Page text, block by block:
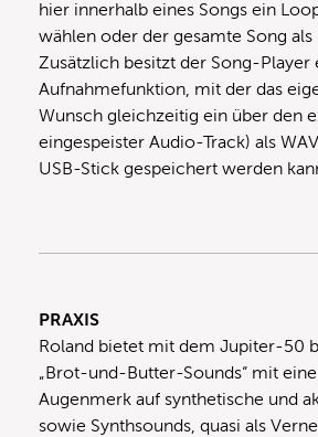
hier innerhalb eines Songs ein
wählen oder der gesamte Song als
Zusätzlich besitzt der Song-Player
Aufnahmefunktion, mit der das
Wunsch gleichzeitig ein über den
eingespeister Audio-Track) als
USB-Stick gespeichert werden
PRAXIS
Roland bietet mit dem Jupiter-50
„Brot-und-Butter-Sounds“ mit
Augenmerk auf synthetische und
sowie Synthsounds, quasi als